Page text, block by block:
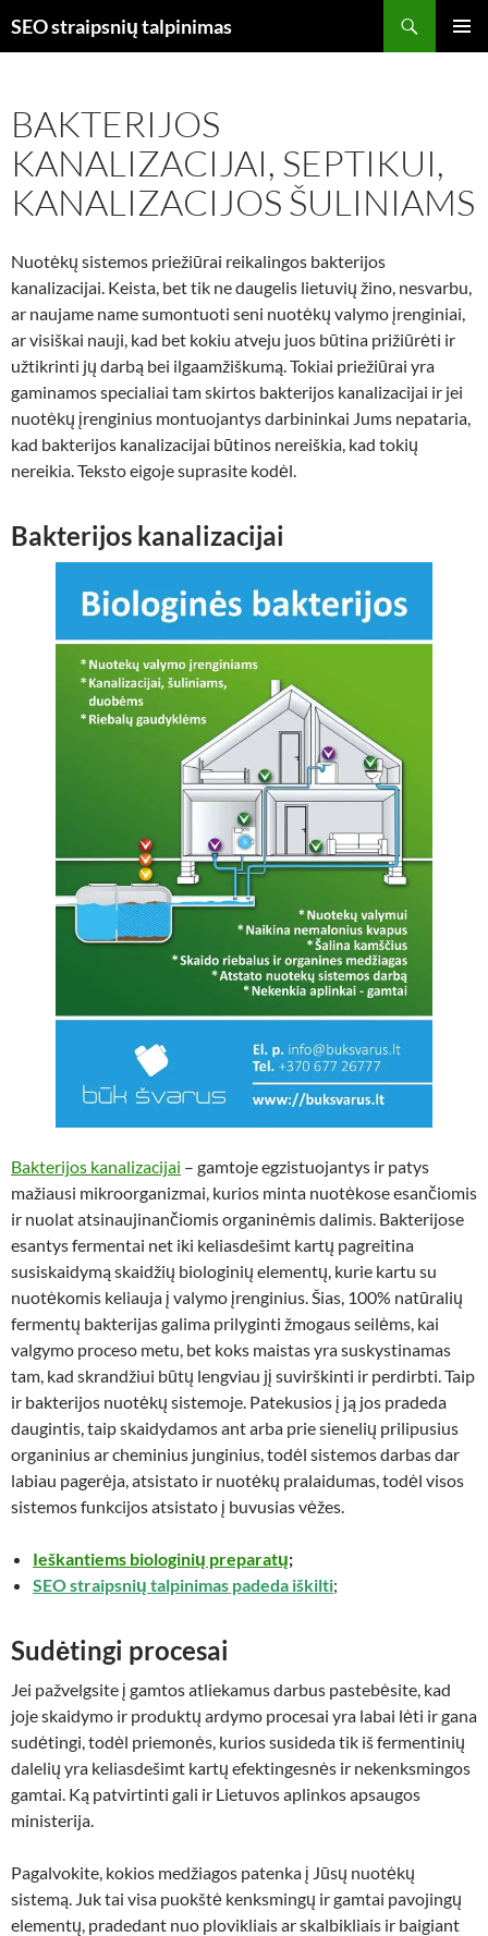
toSEO straipsnių talpinimas
BAKTERIJOS
KANALIZACIJAI, SEPTIKUI,
KANALIZACIJOS ŠULINIAMS
Nuotėkų sistemos priežiūrai reikalingos bakterijos
kanalizacijai. Keista, bet tik ne daugelis lietuvių žino, nesvarbu,
ar naujame name sumontuoti seni nuotėkų valymo įrenginiai,
ar visiškai nauji, kad bet kokiu atveju juos būtina prižiūrėti ir
užtikrinti jų darbą bei ilgaamžiškumą. Tokiai priežiūrai yra
gaminamos specialiai tam skirtos bakterijos kanalizacijai ir jei
nuotėkų įrenginius montuojantys darbininkai Jums nepataria,
kad bakterijos kanalizacijai būtinos nereiškia, kad tokių
nereikia. Teksto eigoje suprasite kodėl.
Bakterijos kanalizacijai
Bakterijos kanalizacijai – gamtoje egzistuojantys ir patys
mažiausi mikroorganizmai, kurios minta nuotėkose esančiomis
ir nuolat atsinaujinančiomis organinėmis dalimis. Bakterijose
esantys fermentai net iki keliasdešimt kartų pagreitina
susiskaidymą skaidžių biologinių elementų, kurie kartu su
nuotėkomis keliauja į valymo įrenginius. Šias, 100% natūralių
fermentų bakterijas galima prilyginti žmogaus seilėms, kai
valgymo proceso metu, bet koks maistas yra suskystinamas
tam, kad skrandžiui būtų lengviau jį suvirškinti ir perdirbti. Taip
ir bakterijos nuotėkų sistemoje. Patekusios į ją jos pradeda
daugintis, taip skaidydamos ant arba prie sienelių prilipusius
organinius ar cheminius junginius, todėl sistemos darbas dar
labiau pagerėja, atsistato ir nuotėkų pralaidumas, todėl visos
sistemos funkcijos atsistato į buvusias vėžes.
Ieškantiems biologinių preparatų;
SEO straipsnių talpinimas padeda iškilti;
Sudėtingi procesai
Jei pažvelgsite į gamtos atliekamus darbus pastebėsite, kad
joje skaidymo ir produktų ardymo procesai yra labai lėti ir gana
sudėtingi, todėl priemonės, kurios susideda tik iš fermentinių
dalelių yra keliasdešimt kartų efektingesnės ir nekenksmingos
gamtai. Ką patvirtinti gali ir Lietuvos aplinkos apsaugos
ministerija.
Pagalvokite, kokios medžiagos patenka į Jūsų nuotėkų
sistemą. Juk tai visa puokštė kenksmingų ir gamtai pavojingų
elementų, pradedant nuo plovikliais ar skalbikliais ir baigiant